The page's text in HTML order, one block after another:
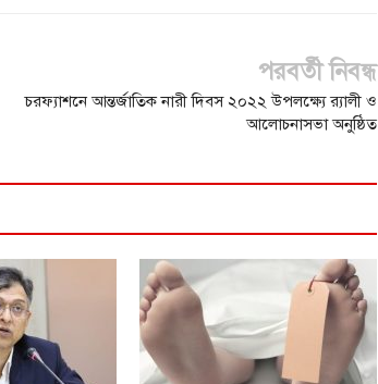
পরবর্তী নিবন্ধ
চরফ্যাশনে আন্তর্জাতিক নারী দিবস ২০২২ উপলক্ষ্যে র‌্যালী ও
আলোচনাসভা অনুষ্ঠিত